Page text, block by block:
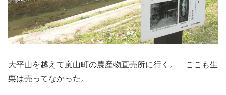
大平山を越えて嵐山町の農産物直売所に行く。 ここも生
栗は売ってなかった。